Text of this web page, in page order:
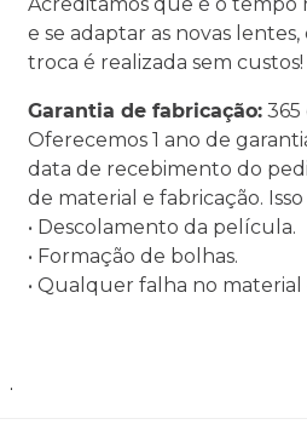
e se adaptar as novas lentes,
troca é realizada sem custos!
Garantia de fabricação: 365
Oferecemos 1 ano de
data de recebimento do
de material e fabricação.
• Descolamento da película.
• Formação de bolhas.
• Qualquer falha no material
.